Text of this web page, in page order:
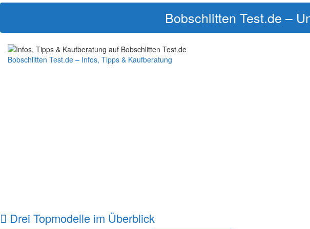
Bobschlitten Test.de –
Bobschlitten Test.de – Infos, Tipps & Kaufberatung
Drei Topmodelle im Überblick